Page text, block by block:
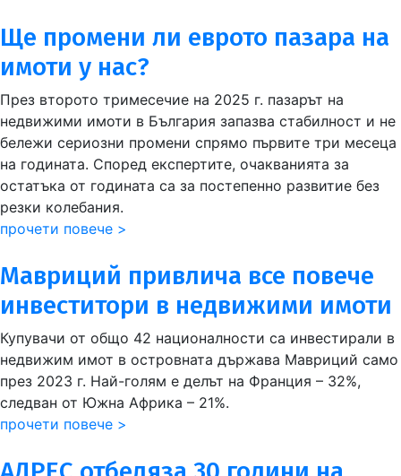
Ще промени ли еврото пазара на
имоти у нас?
През второто тримесечие на 2025 г. пазарът на
недвижими имоти в България запазва стабилност и не
бележи сериозни промени спрямо първите три месеца
на годината. Според експертите, очакванията за
остатъка от годината са за постепенно развитие без
резки колебания.
прочети повече >
Мавриций привлича все повече
инвеститори в недвижими имоти
Купувачи от общо 42 националности са инвестирали в
недвижим имот в островната държава Мавриций само
през 2023 г. Най-голям е делът на Франция – 32%,
следван от Южна Африка – 21%.
прочети повече >